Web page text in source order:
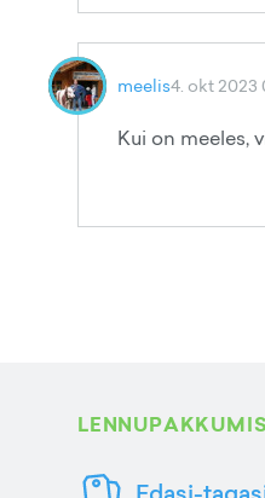
meelis4. okt 2023
Kui on meeles,